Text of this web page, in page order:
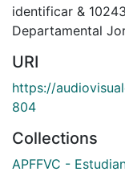
identificar &
Departamental
URI
https://
804
Collections
APFFVC -